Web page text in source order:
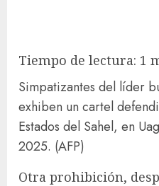
Tiempo de lectura: 1
Simpatizantes del líder
exhiben un cartel
Estados del Sahel, en
2025. (AFP)
Otra prohibición,